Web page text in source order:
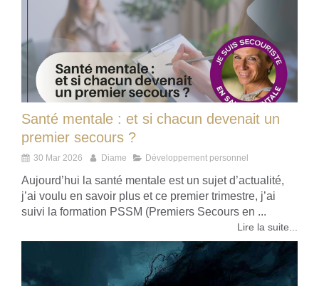
Santé mentale : et si chacun devenait un
premier secours ?
30 Mar 2026 Diame Développement personnel
Aujourd’hui la santé mentale est un sujet d’actualité,
j’ai voulu en savoir plus et ce premier trimestre, j’ai
suivi la formation PSSM (Premiers Secours en ...
Lire la suite...